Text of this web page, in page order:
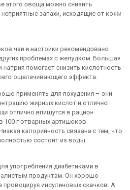
этого овоща можно снизить
запахи, исходящие от кожи
чаи и настойки рекомендовано
проблемах с желудком. Большая
натрия помогает снизить кислотность
ощелачивающего эффекта.
применять для похудения – они
жирных кислот и отлично
отлично впишутся в рацион
100 г отварных артишоков
калорийность связана с тем, что
состоит из воды.
употребления диабетиками в
продуктам. Он хорошо
провоцируя инсулиновых скачков. А